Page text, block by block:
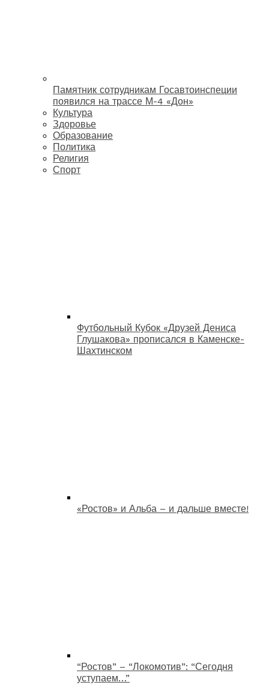
Памятник сотрудникам Госавтоинспеции
появился на трассе М-4 «Дон»
Культура
Здоровье
Образование
Политика
Религия
Спорт
Футбольный Кубок «Друзей Дениса
Глушакова» прописался в Каменске-
Шахтинском
«Ростов» и Альба – и дальше вместе!
“Ростов” – “Локомотив”: “Сегодня
уступаем…”